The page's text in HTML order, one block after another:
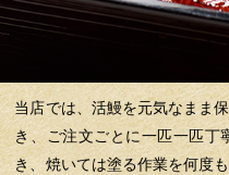
当店では、活鰻を元気なまま
き、ご注文ごとに一匹一匹丁
き、焼いては塗る作業を何度